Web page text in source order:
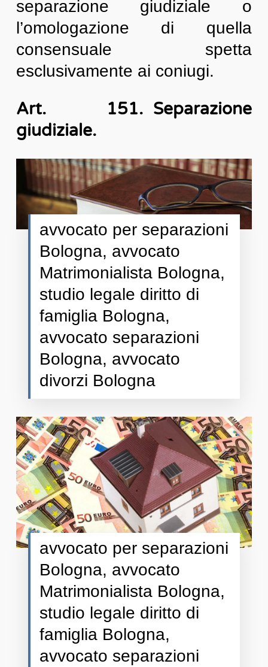
separazione giudiziale o
l’omologazione di quella
consensuale spetta
esclusivamente ai coniugi.
Art. 151. Separazione
giudiziale.
avvocato per separazioni
Bologna, avvocato
Matrimonialista Bologna,
studio legale diritto di
famiglia Bologna,
avvocato separazioni
Bologna, avvocato
divorzi Bologna
avvocato per separazioni
Bologna, avvocato
Matrimonialista Bologna,
studio legale diritto di
famiglia Bologna,
avvocato separazioni